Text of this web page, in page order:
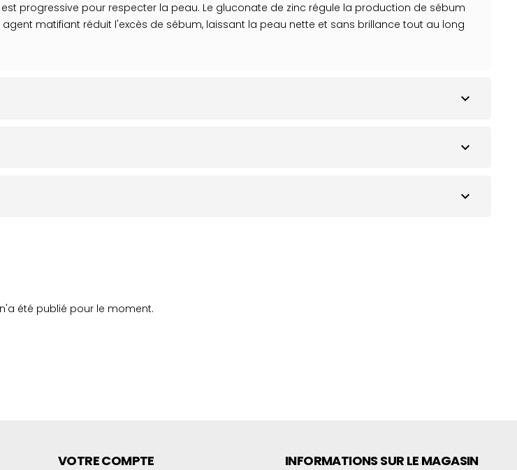
progressive pour respecter la peau. Le gluconate de zinc régule la production de sébum
matifiant réduit l'excès de sébum, laissant la peau nette et sans brillance tout au long
expand_more
expand_more
expand_more
été publié pour le moment.
VOTRE COMPTE INFORMATIONS SUR LE MAGASIN